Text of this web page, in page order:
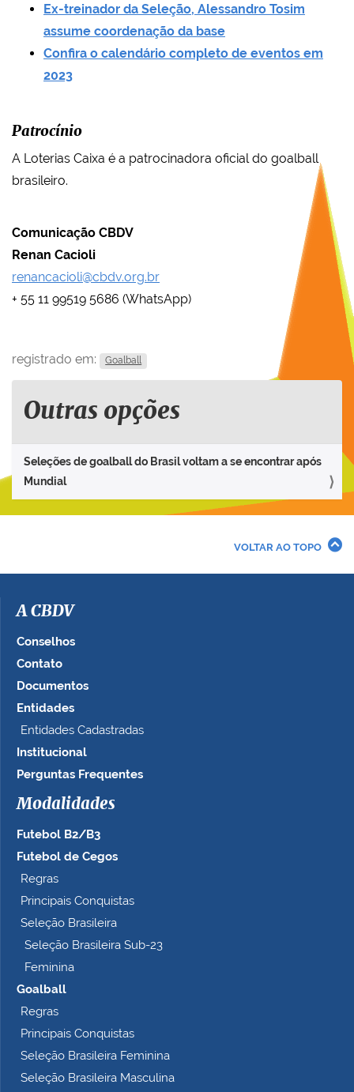
Ex-treinador da Seleção, Alessandro Tosim
assume coordenação da base
Confira o calendário completo de eventos em
2023
Patrocínio
A Loterias Caixa é a patrocinadora oficial do goalball
brasileiro.
Comunicação CBDV
Renan Cacioli
renancacioli@cbdv.org.br
+ 55 11 99519 5686 (WhatsApp)
registrado em: Goalball
Outras opções
Seleções de goalball do Brasil voltam a se encontrar após
Mundial
VOLTAR AO TOPO
A CBDV
Conselhos
Contato
Documentos
Entidades
Entidades Cadastradas
Institucional
Perguntas Frequentes
Modalidades
Futebol B2/B3
Futebol de Cegos
Regras
Principais Conquistas
Seleção Brasileira
Seleção Brasileira Sub-23
Feminina
Goalball
Regras
Principais Conquistas
Seleção Brasileira Feminina
Seleção Brasileira Masculina